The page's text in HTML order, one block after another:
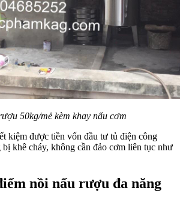
50kg/mẻ kèm khay nấu cơm
kiệm được tiền vốn đầu tư tủ điện công
khê cháy, không cần đảo cơm liên tục như
nồi nấu rượu đa năng